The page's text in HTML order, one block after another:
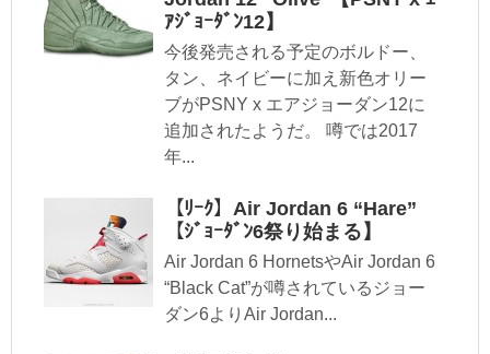
ｱｼﾞｮｰﾀﾞﾝ12】
今後発売される予定のボルドー、
タン、ネイビーに加え新色オリー
ブがPSNY x エアジョーダン12に
追加されたようだ。 噂では2017
年...
【ﾘｰｸ】Air Jordan 6 “Hare”
【ｼﾞｮｰﾀﾞﾝ6祭り始まる】
Air Jordan 6 HornetsやAir Jordan 6
“Black Cat”が噂されているジョー
ダン6よりAir Jordan...